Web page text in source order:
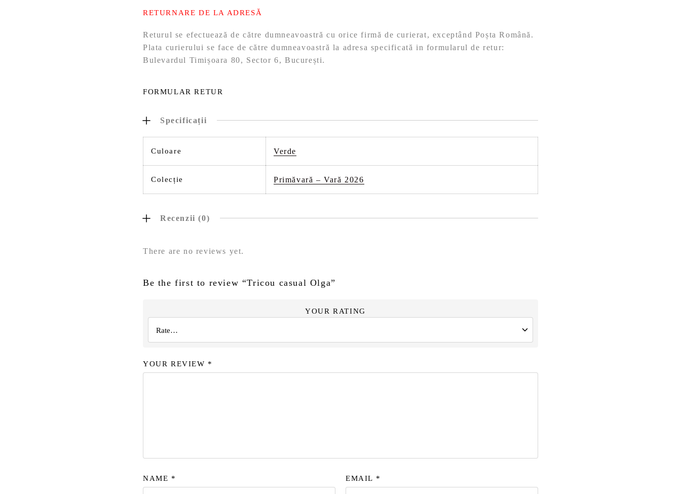
RETURNARE DE LA ADRESĂ
Returul se efectuează de către dumneavoastră cu orice firmă de curierat, exceptând Poșta Română.
Plata curierului se face de către dumneavoastră la adresa specificată in formularul de retur:
Bulevardul Timișoara 80, Sector 6, București.
FORMULAR RETUR
Specificații
Culoare Verde
Colecție Primăvară – Vară 2026
Recenzii (0)
There are no reviews yet.
Be the first to review “Tricou casual Olga”
YOUR RATING
YOUR REVIEW *
NAME * EMAIL *